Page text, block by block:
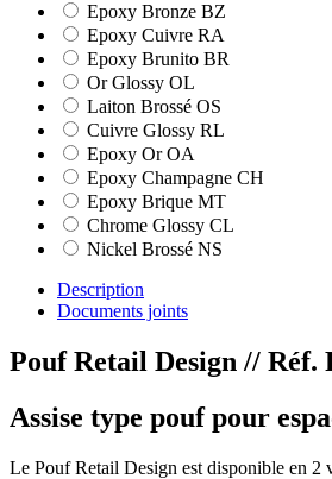
Epoxy Bronze BZ
Epoxy Cuivre RA
Epoxy Brunito BR
Or Glossy OL
Laiton Brossé OS
Cuivre Glossy RL
Epoxy Or OA
Epoxy Champagne CH
Epoxy Brique MT
Chrome Glossy CL
Nickel Brossé NS
Description
Documents joints
Pouf Retail Design // Réf.
Assise type pouf pour
Le Pouf Retail Design est disponible en 2